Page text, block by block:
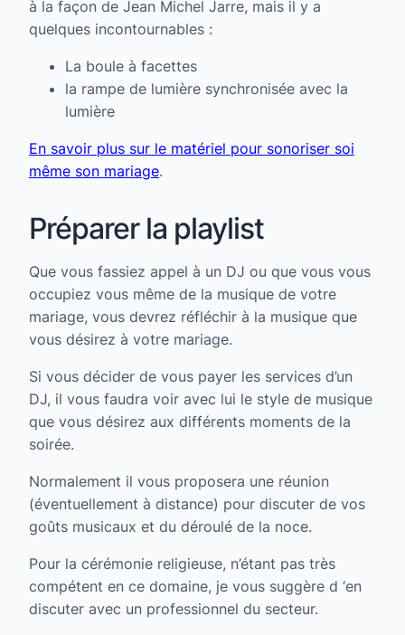
à la façon de Jean Michel Jarre, mais il y a
quelques incontournables :
La boule à facettes
la rampe de lumière synchronisée avec la
lumière
En savoir plus sur le matériel pour sonoriser soi
même son mariage.
Préparer la playlist
Que vous fassiez appel à un DJ ou que vous vous
occupiez vous même de la musique de votre
mariage, vous devrez réfléchir à la musique que
vous désirez à votre mariage.
Si vous décider de vous payer les services d’un
DJ, il vous faudra voir avec lui le style de musique
que vous désirez aux différents moments de la
soirée.
Normalement il vous proposera une réunion
(éventuellement à distance) pour discuter de vos
goûts musicaux et du déroulé de la noce.
Pour la cérémonie religieuse, n’étant pas très
compétent en ce domaine, je vous suggère d ‘en
discuter avec un professionnel du secteur.